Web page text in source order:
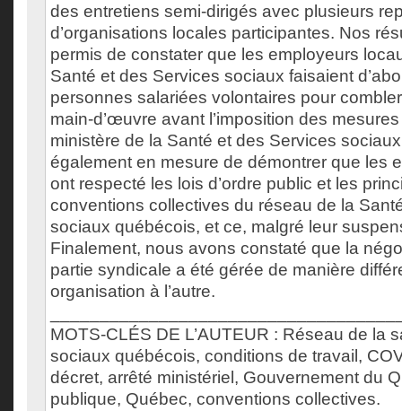
des entretiens semi-dirigés avec plusieurs
d’organisations locales participantes. Nos
permis de constater que les employeurs
Santé et des Services sociaux faisaient
personnes salariées volontaires pour
main-d’œuvre avant l’imposition des
ministère de la Santé et des Services
également en mesure de démontrer que les
ont respecté les lois d’ordre public et les
conventions collectives du réseau de la
sociaux québécois, et ce, malgré leur
Finalement, nous avons constaté que la
partie syndicale a été gérée de manière
organisation à l’autre.
MOTS-CLÉS DE L’AUTEUR : Réseau de la
sociaux québécois, conditions de travail,
décret, arrêté ministériel, Gouvernement du
publique, Québec, conventions collectives.